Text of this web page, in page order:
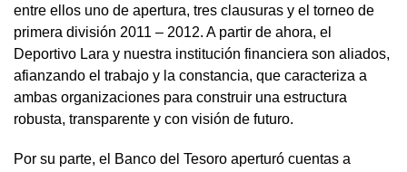
entre ellos uno de apertura, tres clausuras y el torneo de
primera división 2011 – 2012. A partir de ahora, el
Deportivo Lara y nuestra institución financiera son aliados,
afianzando el trabajo y la constancia, que caracteriza a
ambas organizaciones para construir una estructura
robusta, transparente y con visión de futuro.
Por su parte, el Banco del Tesoro aperturó cuentas a